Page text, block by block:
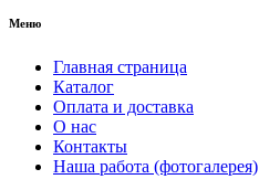
Меню
Главная страница
Каталог
Оплата и доставка
О нас
Контакты
Наша работа (фотогалерея)